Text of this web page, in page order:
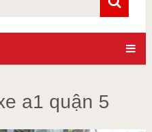
a1 quận 5